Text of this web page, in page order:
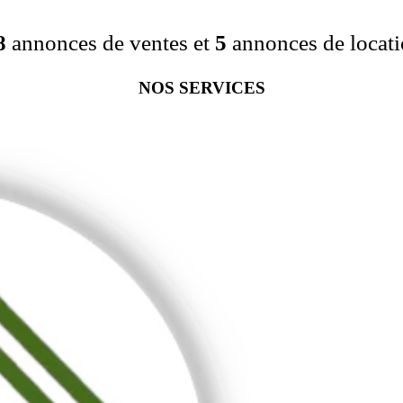
annonces de ventes et 5 annonces de
NOS SERVICES